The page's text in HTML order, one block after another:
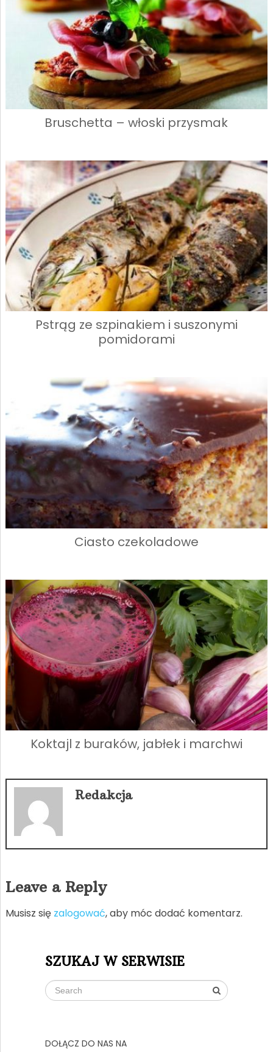
Bruschetta – włoski przysmak
Pstrąg ze szpinakiem i suszonymi
pomidorami
Ciasto czekoladowe
Koktajl z buraków, jabłek i marchwi
Redakcja
Leave a Reply
Musisz się zalogować, aby móc dodać komentarz.
SZUKAJ W SERWISIE
DOŁĄCZ DO NAS NA